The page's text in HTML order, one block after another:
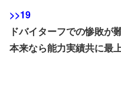
>>19
ドバイターフでの惨敗が
本来なら能力実績共に最